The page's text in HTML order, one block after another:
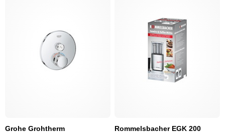
Grohe Grohtherm
Rommelsbacher EGK 200